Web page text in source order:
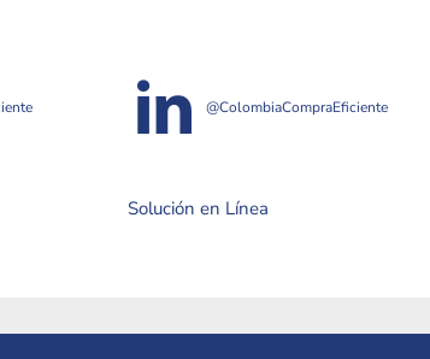
@ColombiaCompraEficiente
Solución en Línea